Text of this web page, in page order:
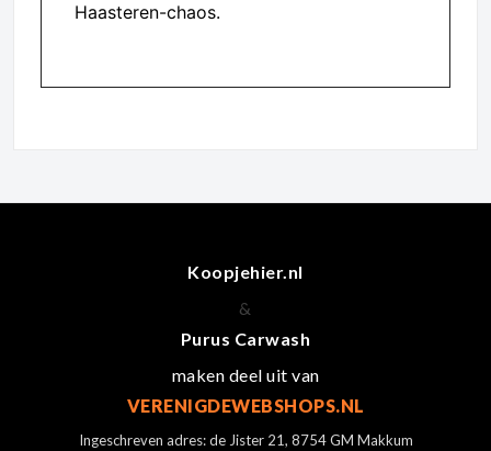
Haasteren-chaos.
Koopjehier.nl
&
Purus Carwash
maken deel uit van
VERENIGDEWEBSHOPS.NL
Ingeschreven adres: de Jister 21, 8754 GM Makkum